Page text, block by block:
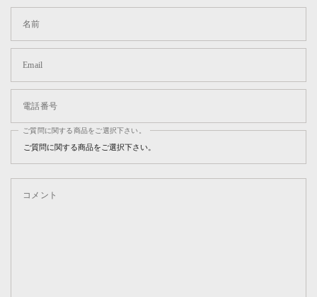
名前
Email
電話番号
ご質問に関する商品をご選択下さい。
コメント